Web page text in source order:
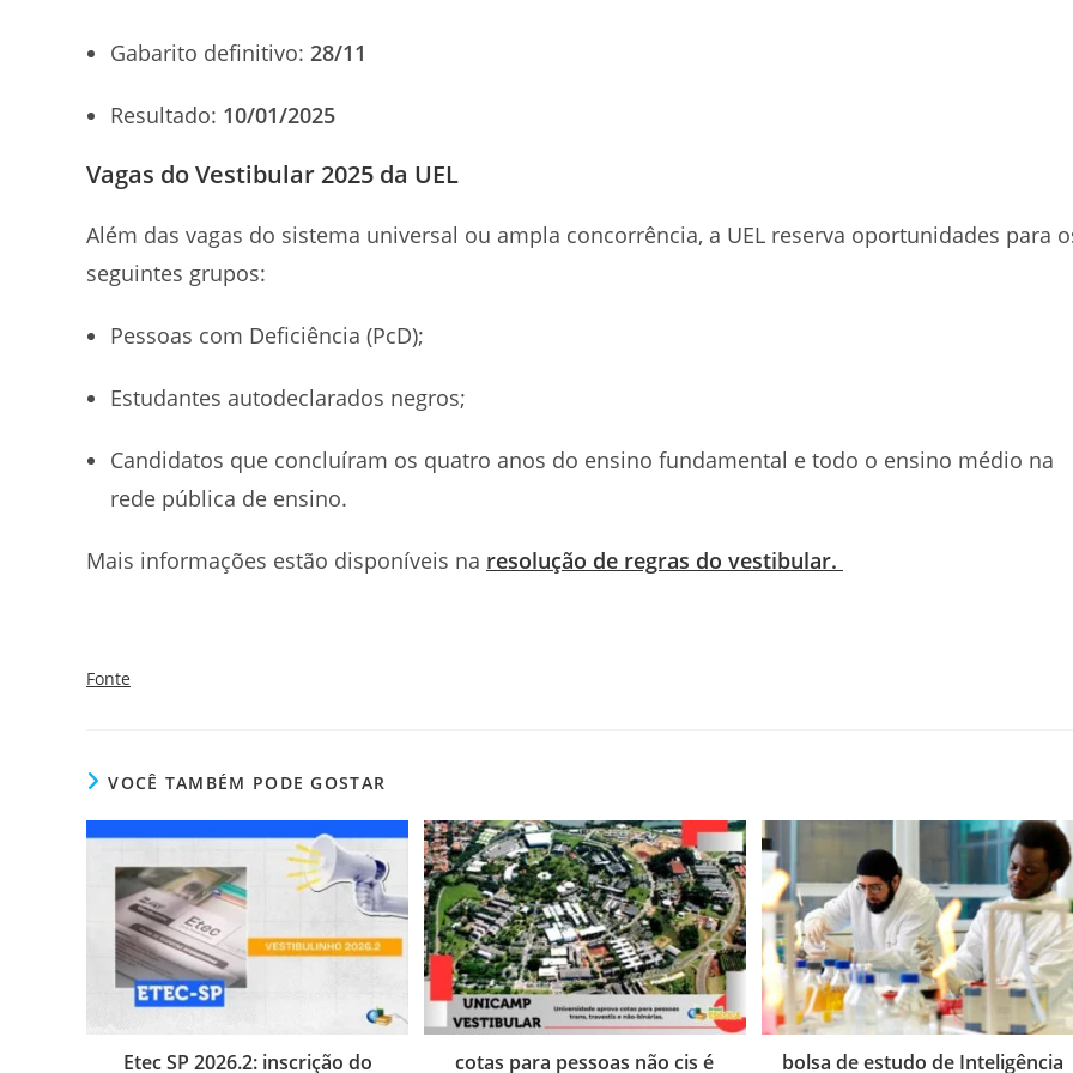
Gabarito definitivo: 28/11
Resultado: 10/01/2025
Vagas do Vestibular 2025 da UEL
Além das vagas do sistema universal ou ampla concorrência, a UEL reserva oportunidades para
seguintes grupos:
Pessoas com Deficiência (PcD);
Estudantes autodeclarados negros;
Candidatos que concluíram os quatro anos do ensino fundamental e todo o ensino médio na
rede pública de ensino.
Mais informações estão disponíveis na resolução de regras do vestibular.
Fonte
VOCÊ TAMBÉM PODE GOSTAR
Etec SP 2026.2: inscrição do cotas para pessoas não cis é bolsa de estudo de Inteligência